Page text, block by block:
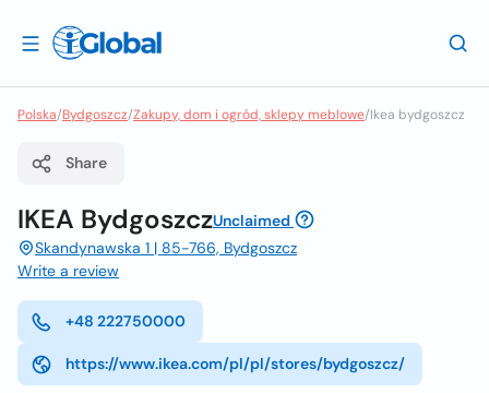
Polska/Bydgoszcz/Zakupy, dom i ogród, sklepy meblowe/Ikea bydgoszcz
Share
IKEA BydgoszczUnclaimed
Skandynawska 1 | 85-766, Bydgoszcz
Write a review
+48 222750000
https://www.ikea.com/pl/pl/stores/bydgoszcz/